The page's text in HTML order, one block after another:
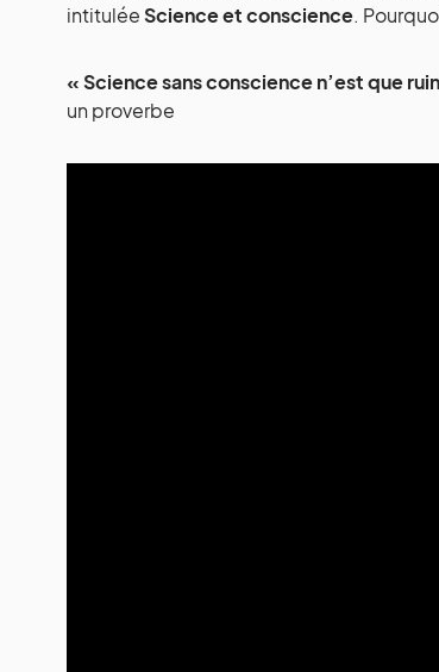
intituléeScience et conscience.
« Science sans conscience n’est que
un proverbe